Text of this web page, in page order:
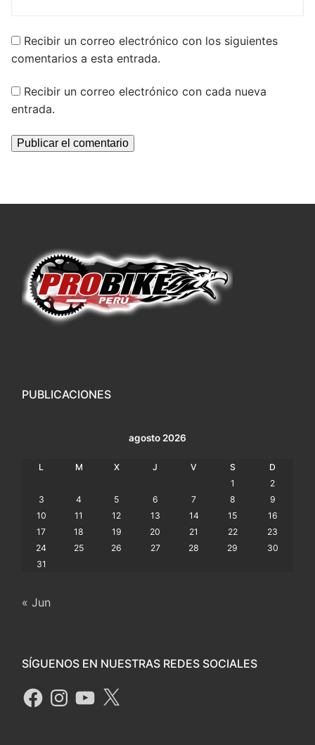
Recibir un correo electrónico con los siguientes
comentarios a esta entrada.
Recibir un correo electrónico con cada nueva
entrada.
PUBLICACIONES
agosto 2026
L M X J V S
D
1
2
3
4 5 6 7 8
9
10
11 12 13 14 15
16
17
18 19 20 21 22
23
24
25 26 27 28 29
30
31
« Jun
SÍGUENOS EN NUESTRAS REDES SOCIALES